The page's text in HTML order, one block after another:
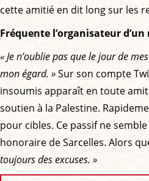
cette amitié en dit long sur les
Fréquente l’organisateur
« Je n’oublie pas que le jour de
mon égard. »Sur son compte
insoumis apparaît en toute
soutien à la Palestine.
pour cibles. Ce passif ne
honoraire de Sarcelles. Alors
toujours des excuses. »